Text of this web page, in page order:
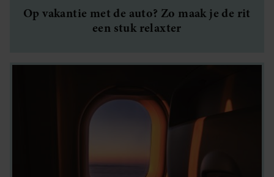
Op vakantie met de auto? Zo maak je de rit
een stuk relaxter